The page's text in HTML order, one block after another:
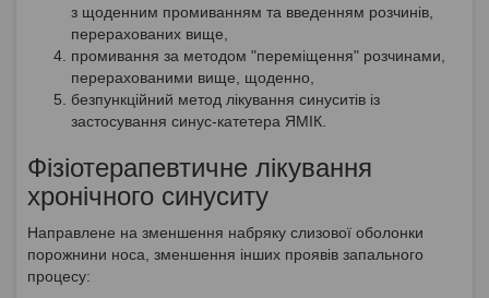
з щоденним промиванням та введенням розчинів,
перерахованих вище,
промивання за методом "переміщення" розчинами,
перерахованими вище, щоденно,
безпункційний метод лікування синуситів із
застосування синус-катетера ЯМІК.
Фізіотерапевтичне лікування
хронічного синуситу
Направлене на зменшення набряку слизової оболонки
порожнини носа, зменшення інших проявів запального
процесу: